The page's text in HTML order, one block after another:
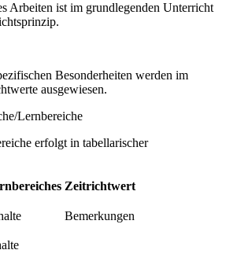
Arbeiten ist im grundlegenden Unterricht
Besonderheiten werden im
ausgewiesen.
Lernbereiche
erfolgt in tabellarischer
Zeitrichtwert
Bemerkungen